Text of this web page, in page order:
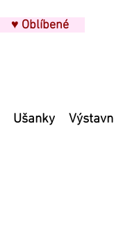
♥ Oblíbené
Ušanky